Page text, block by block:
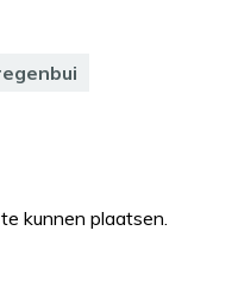
kunnen plaatsen.